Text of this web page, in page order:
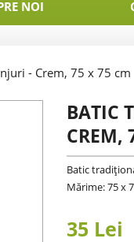
NOI
- Crem, 75 x 75 cm
BATIC
CREM,
Batic
Mărime: 75 x
35 Lei